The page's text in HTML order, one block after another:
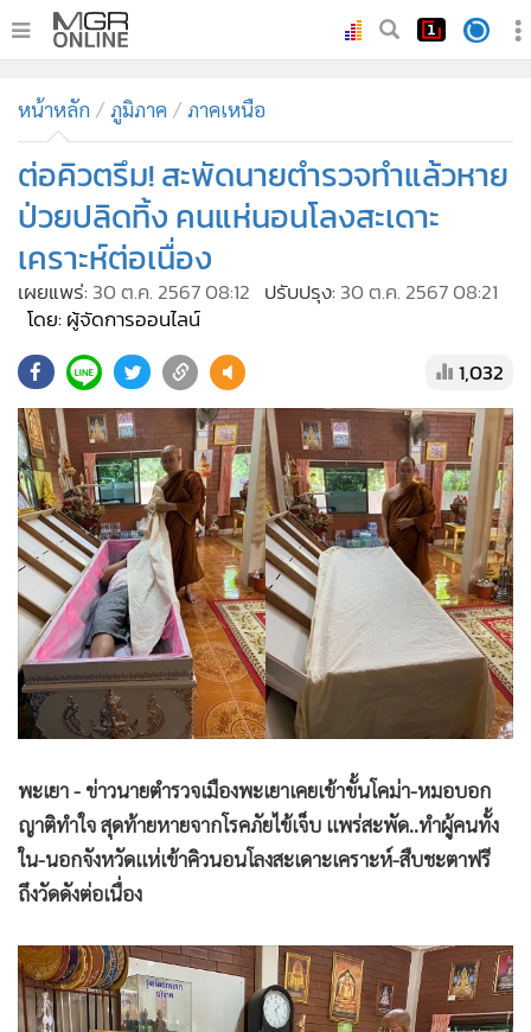
ทันเหตุการณ์
• ภาคใต้
• ภูมิภาค
Online Section
• บันเทิง
ผู้จัดการรายวัน
• ละคร
• CbizReview
• Cyber BIZ
• ผู้จัดกวน
• Good health & Well-being
• Green Innovation & SD
• Management & HR
• MGR Live
• Infographic
• การเมือง
• กีฬา
• ต่างประเทศ
• Special Scoop
• เศรษฐกิจ-ธุรกิจ
• ชุมชน-คุณภาพชีวิต
• อาชญากรรม
หน้าหลัก ภูมิภาค ภาคเหนือ
ต่อคิวตรึม! สะพัดนายตำรวจทำแล้วหาย
ป่วยปลิดทิ้ง คนแห่นอนโลงสะเดาะ
เคราะห์ต่อเนื่อง
เผยแพร่: 30 ต.ค. 2567 08:12 ปรับปรุง: 30 ต.ค. 2567 08:21
โดย: ผู้จัดการออนไลน์
1,032
พะเยา - ข่าวนายตำรวจเมืองพะเยาเคยเข้าขั้นโคม่า-หมอบอก
ญาติทำใจ สุดท้ายหายจากโรคภัยไข้เจ็บ แพร่สะพัด..ทำผู้คนทั้ง
ใน-นอกจังหวัดแห่เข้าคิวนอนโลงสะเดาะเคราะห์-สืบชะตาฟรี
ถึงวัดดังต่อเนื่อง